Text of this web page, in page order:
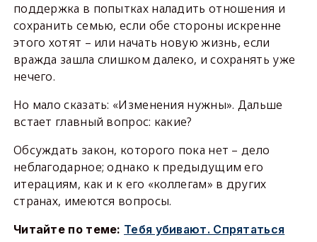
поддержка в попытках наладить отношения и
сохранить семью, если обе стороны искренне
этого хотят – или начать новую жизнь, если
вражда зашла слишком далеко, и сохранять уже
нечего.
Но мало сказать: «Изменения нужны». Дальше
встает главный вопрос: какие?
Обсуждать закон, которого пока нет – дело
неблагодарное; однако к предыдущим его
итерациям, как и к его «коллегам» в других
странах, имеются вопросы.
Читайте по теме: Тебя убивают. Спрятаться